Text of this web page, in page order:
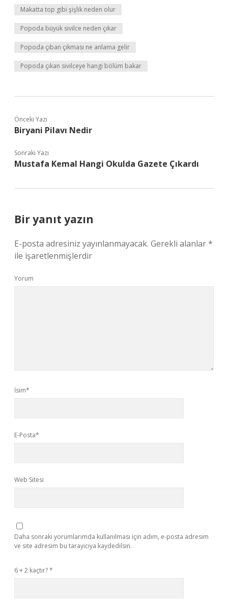
Makatta top gibi şişlik neden olur
Popoda büyük sivilce neden çıkar
Popoda çıban çıkması ne anlama gelir
Popoda çıkan sivilceye hangi bölüm bakar
Önceki Yazı
Biryani Pilavı Nedir
Sonraki Yazı
Mustafa Kemal Hangi Okulda Gazete Çıkardı
Bir yanıt yazın
E-posta adresiniz yayınlanmayacak. Gerekli alanlar*
ile işaretlenmişlerdir
Yorum
İsim*
E-Posta*
Web Sitesi
Daha sonraki yorumlarımda kullanılması için adım, e-posta adresim
ve site adresim bu tarayıcıya kaydedilsin.
6 + 2 kaçtır?*